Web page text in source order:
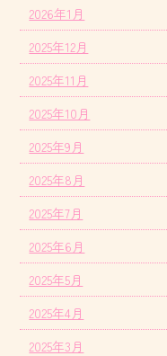
2026年1月
2025年12月
2025年11月
2025年10月
2025年9月
2025年8月
2025年7月
2025年6月
2025年5月
2025年4月
2025年3月